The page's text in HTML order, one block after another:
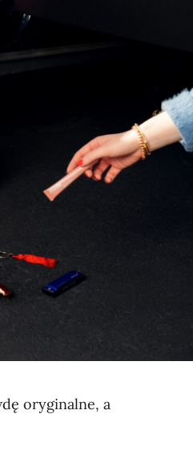
oryginalne, a